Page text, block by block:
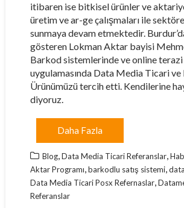
itibaren ise bitkisel ürünler ve
üretim ve ar-ge çalışmaları ile
sunmaya devam etmektedir.
gösteren Lokman Aktar bayisi
Barkod sistemlerinde ve online terazi
uygulamasında Data Media Ticari ve
Ürünümüzü tercih etti. Kendilerine
diyoruz.
Daha Fazla
Blog,Data Media Ticari Referanslar,
Aktar Programı,barkodlu satış sistemi,
Data Media Ticari Posx Refernaslar,
Referanslar